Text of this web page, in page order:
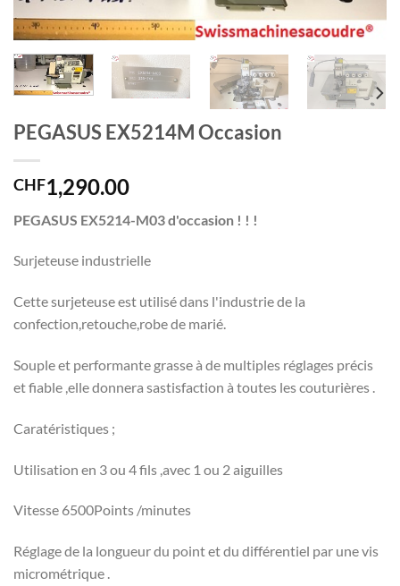
PEGASUS EX5214M Occasion
CHF1,290.00
PEGASUS EX5214-M03 d'occasion ! ! !
Surjeteuse industrielle
Cette surjeteuse est utilisé dans l'industrie de la
confection,retouche,robe de marié.
Souple et performante grasse à de multiples réglages précis
et fiable ,elle donnera sastisfaction à toutes les couturières .
Caratéristiques ;
Utilisation en 3 ou 4 fils ,avec 1 ou 2 aiguilles
Vitesse 6500Points /minutes
Réglage de la longueur du point et du différentiel par une vis
micrométrique .